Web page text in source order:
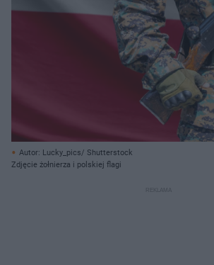
Autor: Lucky_pics/ Shutterstock
Zdjęcie żołnierza i polskiej flagi